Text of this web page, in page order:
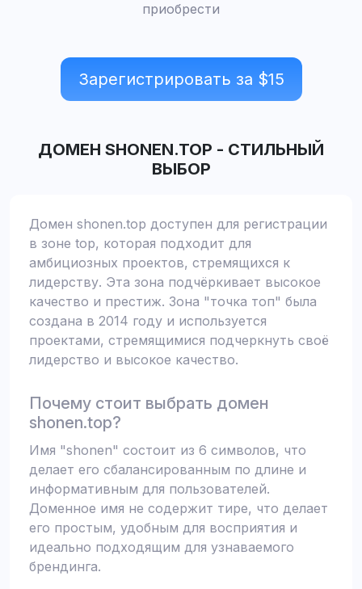
приобрести
Зарегистрировать за $15
ДОМЕН SHONEN.TOP - СТИЛЬНЫЙ
ВЫБОР
Домен shonen.top доступен для регистрации
в зоне top, которая подходит для
амбициозных проектов, стремящихся к
лидерству. Эта зона подчёркивает высокое
качество и престиж. Зона "точка топ" была
создана в 2014 году и используется
проектами, стремящимися подчеркнуть своё
лидерство и высокое качество.
Почему стоит выбрать домен
shonen.top?
Имя "shonen" состоит из 6 символов, что
делает его сбалансированным по длине и
информативным для пользователей.
Доменное имя не содержит тире, что делает
его простым, удобным для восприятия и
идеально подходящим для узнаваемого
брендинга.